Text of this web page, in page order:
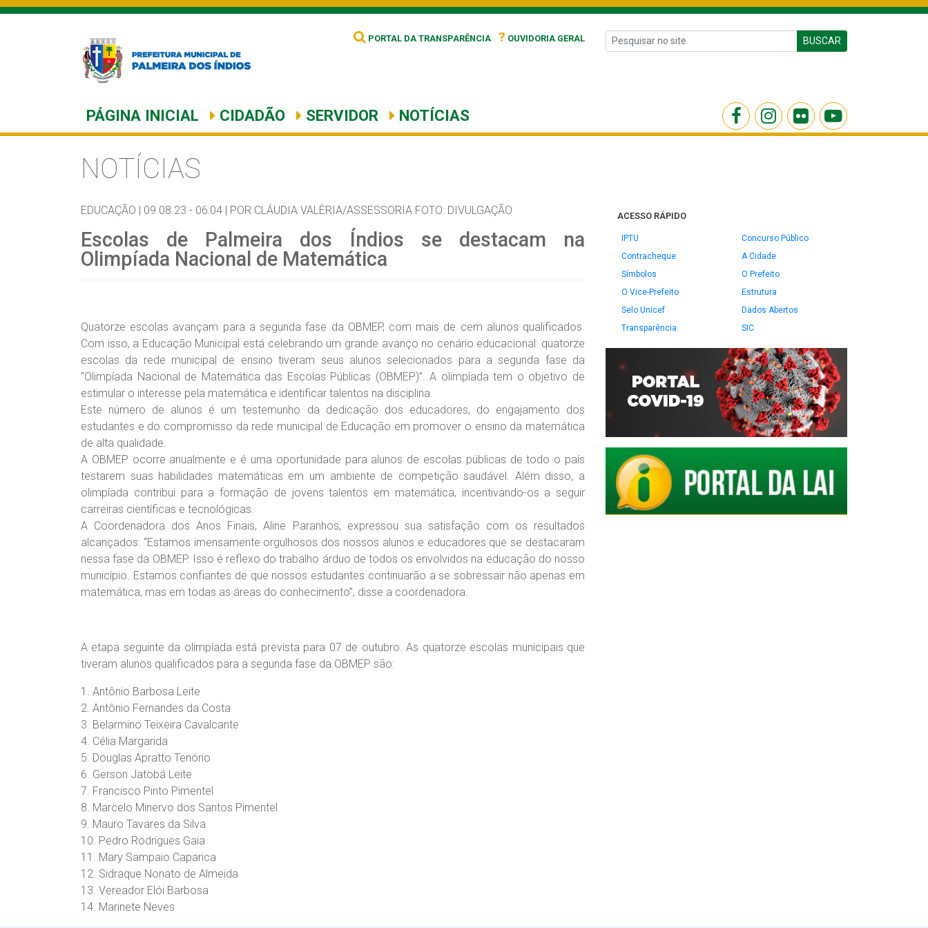
PORTAL DA TRANSPARÊNCIA ? OUVIDORIA GERAL BUSCAR
PÁGINA INICIAL CIDADÃO SERVIDOR NOTÍCIAS
NOTÍCIAS
EDUCAÇÃO | 09.08.23 - 06:04 | POR CLÁUDIA VALÉRIA/ASSESSORIA FOTO: DIVULGAÇÃO
Escolas de Palmeira dos Índios se destacam na
Olimpíada Nacional de Matemática
Quatorze escolas avançam para a segunda fase da OBMEP, com mais de cem alunos qualificados.
Com isso, a Educação Municipal está celebrando um grande avanço no cenário educacional: quatorze
escolas da rede municipal de ensino tiveram seus alunos selecionados para a segunda fase da
“Olimpíada Nacional de Matemática das Escolas Públicas (OBMEP)”. A olimpíada tem o objetivo de
estimular o interesse pela matemática e identificar talentos na disciplina.
Este número de alunos é um testemunho da dedicação dos educadores, do engajamento dos
estudantes e do compromisso da rede municipal de Educação em promover o ensino da matemática
de alta qualidade.
A OBMEP ocorre anualmente e é uma oportunidade para alunos de escolas públicas de todo o país
testarem suas habilidades matemáticas em um ambiente de competição saudável. Além disso, a
olimpíada contribui para a formação de jovens talentos em matemática, incentivando-os a seguir
carreiras científicas e tecnológicas.
A Coordenadora dos Anos Finais, Aline Paranhos, expressou sua satisfação com os resultados
alcançados: “Estamos imensamente orgulhosos dos nossos alunos e educadores que se destacaram
nessa fase da OBMEP. Isso é reflexo do trabalho árduo de todos os envolvidos na educação do nosso
município. Estamos confiantes de que nossos estudantes continuarão a se sobressair não apenas em
matemática, mas em todas as áreas do conhecimento”, disse a coordenadora.
A etapa seguinte da olimpíada está prevista para 07 de outubro. As quatorze escolas municipais que
tiveram alunos qualificados para a segunda fase da OBMEP são:
1. Antônio Barbosa Leite
2. Antônio Fernandes da Costa
3. Belarmino Teixeira Cavalcante
4. Célia Margarida
5. Douglas Apratto Tenório
6. Gerson Jatobá Leite
7. Francisco Pinto Pimentel
8. Marcelo Minervo dos Santos Pimentel
9. Mauro Tavares da Silva
10. Pedro Rodrigues Gaia
11. Mary Sampaio Caparica
12. Sidraque Nonato de Almeida
13. Vereador Elói Barbosa
14. Marinete Neves
ACESSO RÁPIDO
IPTU
Concurso Público
Contracheque
A Cidade
Símbolos
O Prefeito
O Vice-Prefeito
Estrutura
Selo Unicef
Dados Abertos
Transparência
SIC